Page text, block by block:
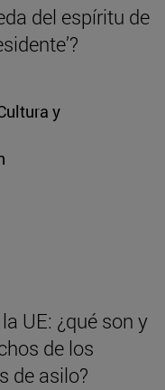
del espíritu de
y
UE: ¿qué son y
de los
de asilo?